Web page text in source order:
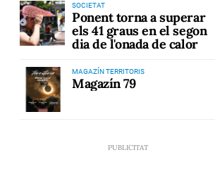
SOCIETAT
Ponent torna a superar
els 41 graus en el segon
dia de l'onada de calor
MAGAZÍN TERRITORIS
Magazín 79